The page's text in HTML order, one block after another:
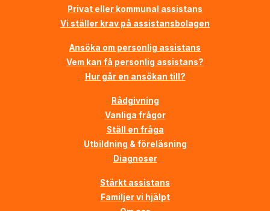
Privat eller kommunal assistans
Vi ställer krav på assistansbolagen
Ansöka om personlig assistans
Vem kan få personlig assistans?
Hur går en ansökan till?
Rådgivning
Vanliga frågor
Ställ en fråga
Utbildning & föreläsning
Diagnoser
Stärkt assistans
Familjer vi hjälpt